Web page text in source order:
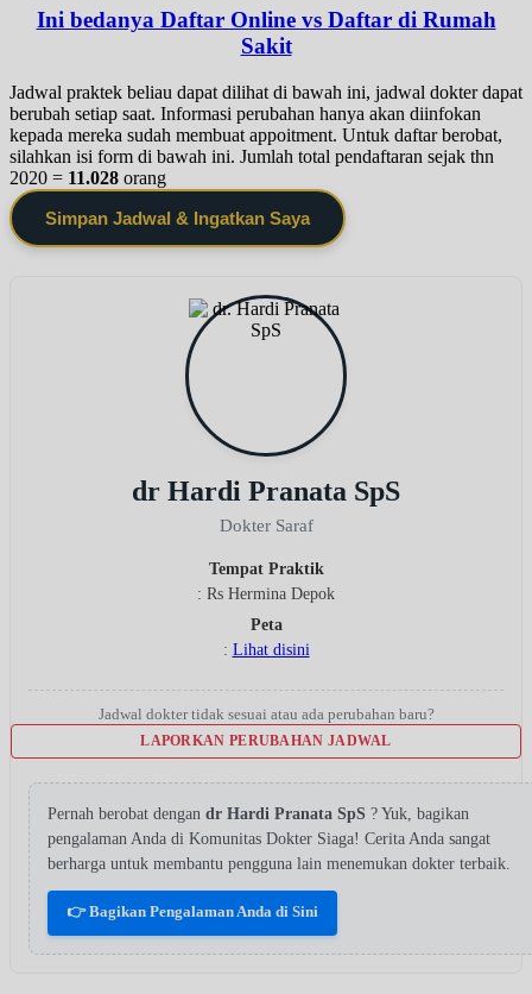
Ini bedanya Daftar Online vs Daftar di Rumah
Sakit
Jadwal praktek beliau dapat dilihat di bawah ini, jadwal dokter dapat
berubah setiap saat. Informasi perubahan hanya akan diinfokan
kepada mereka sudah membuat appoitment. Untuk daftar berobat,
silahkan isi form di bawah ini. Jumlah total pendaftaran sejak thn
2020 = 11.028 orang
Simpan Jadwal & Ingatkan Saya
dr Hardi Pranata SpS
Dokter Saraf
Tempat Praktik
: Rs Hermina Depok
Peta
: Lihat disini
Jadwal dokter tidak sesuai atau ada perubahan baru?
LAPORKAN PERUBAHAN JADWAL
Pernah berobat dengan dr Hardi Pranata SpS ? Yuk, bagikan
pengalaman Anda di Komunitas Dokter Siaga! Cerita Anda sangat
berharga untuk membantu pengguna lain menemukan dokter terbaik.
👉 Bagikan Pengalaman Anda di Sini